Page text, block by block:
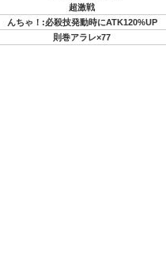
超激戦
んちゃ！:必殺技発動時にATK120%UP
則巻アラレ×77